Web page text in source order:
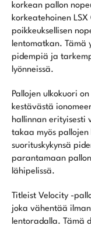
korkean pallon
korkeatehoinen
poikkeuksellisen
lentomatkan.
pidempiä ja
lyönneissä.
Pallojen ulkokuori
kestävästä
hallinnan erityisesti
takaa myös
suorituskykynsä
parantamaan
lähipelissä.
Titleist Velocity -
joka vähentää
lentoradalla. Tämä